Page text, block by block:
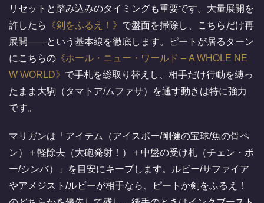
リセットと踏み込みのタイミングも重要です。大量展開を
許したら
剣をふるえ！
で盤面を掃除し、こちらだけ再
展開——という基本線を徹底します。ピートが居るターン
にこちらの
ホール・ニュー・ワールド – A WHOLE NE
W WORLD
で手札を総取り替えし、相手だけ行動を縛っ
たまま大駒（タマトア/ムファサ）を通す動きは特に強力
です。
マリガンは「アイテム（アイスポー/剛健の宝球/魚の骨ペ
ン）＋軽除去（大砲発射！）＋中盤の受け札（チェン・ポ
ー/シンバ）」を目安にキープします。ルビー/サファイア
やアメジスト/ルビーが相手なら、ピートか剣をふるえ！